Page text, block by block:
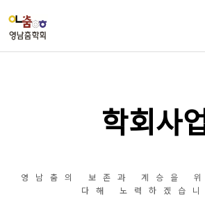
학회사
영남춤의 보존과 계승을
다해 노력하겠습